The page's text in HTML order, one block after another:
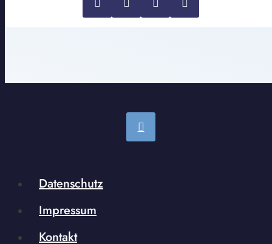
Datenschutz
Impressum
Kontakt